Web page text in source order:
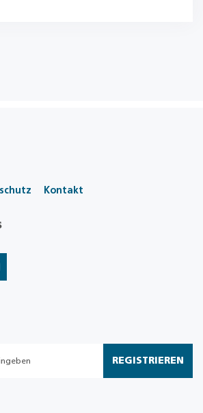
Kontakt
REGISTRIEREN